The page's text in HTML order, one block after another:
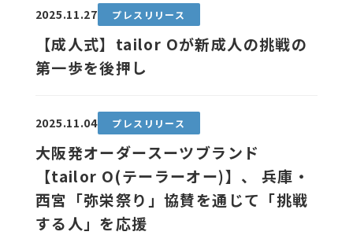
2025.11.27 プレスリリース
【成人式】tailor Oが新成人の挑戦の
第一歩を後押し
2025.11.04 プレスリリース
大阪発オーダースーツブランド
【tailor O(テーラーオー)】、 兵庫・
西宮「弥栄祭り」協賛を通じて「挑戦
する人」を応援